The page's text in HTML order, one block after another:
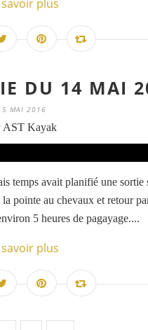
savoir plus
DU 14 MAI
MAI 2016
AST Kayak
temps avait planifié une sortie
pointe au chevaux et retour
5 heures de pagayage....
savoir plus